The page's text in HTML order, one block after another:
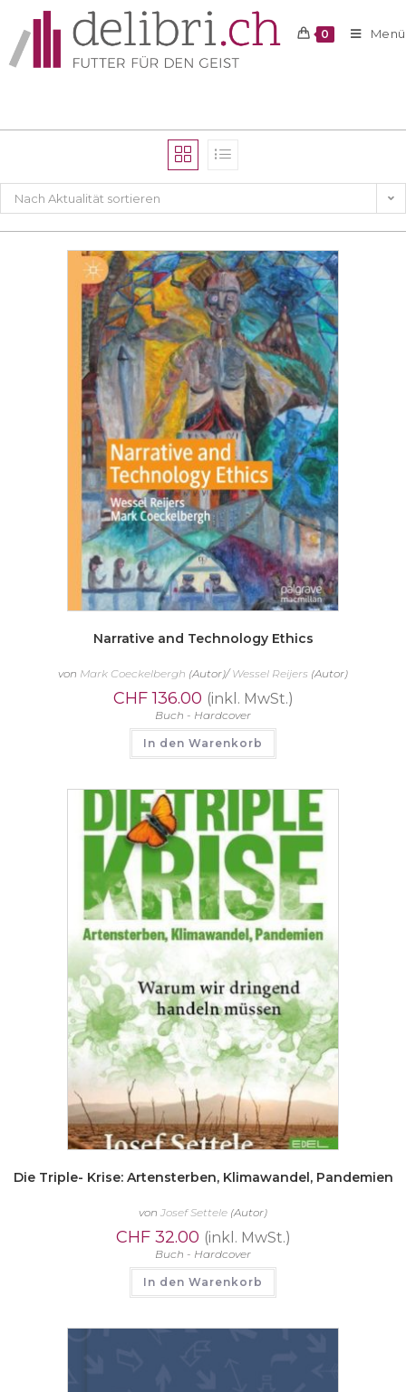
0 Menü
Nach Aktualität sortieren
Narrative and Technology Ethics
von Mark Coeckelbergh (Autor)/Wessel Reijers (Autor)
CHF136.00 (inkl. MwSt.)
Buch - Hardcover
In den Warenkorb
Die Triple- Krise: Artensterben, Klimawandel, Pandemien
von Josef Settele (Autor)
CHF32.00 (inkl. MwSt.)
Buch - Hardcover
In den Warenkorb